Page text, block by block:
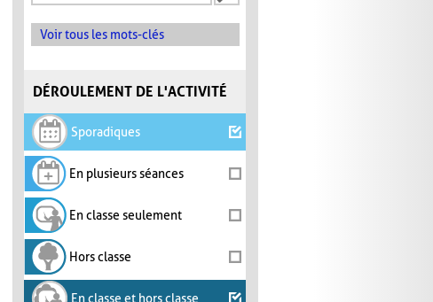
Voir tous les mots-clés
DÉROULEMENT DE L'ACTIVITÉ
Sporadiques
En plusieurs séances
En classe seulement
Hors classe
En classe et hors classe